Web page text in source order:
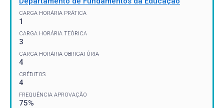
CARGA HORÁRIA PRÁTICA
1
CARGA HORÁRIA TEÓRICA
3
CARGA HORÁRIA OBRIGATÓRIA
4
CRÉDITOS
4
FREQUÊNCIA APROVAÇÃO
75%